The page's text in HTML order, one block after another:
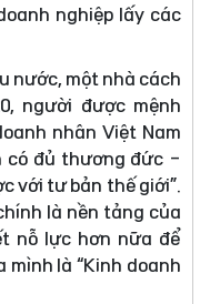
nghiệp lấy các
nước, một nhà cách
người được mệnh
nhân Việt Nam
có đủ thương đức -
với tư bản thế giới”.
là nền tảng của
nỗ lực hơn nữa để
là “Kinh doanh